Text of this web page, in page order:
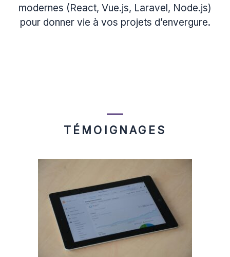
modernes (React, Vue.js, Laravel, Node.js)
pour donner vie à vos projets d’envergure.
TÉMOIGNAGES